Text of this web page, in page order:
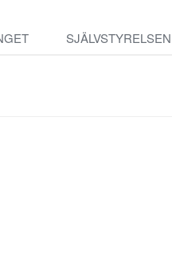
SJÄLVSTYRELSEN